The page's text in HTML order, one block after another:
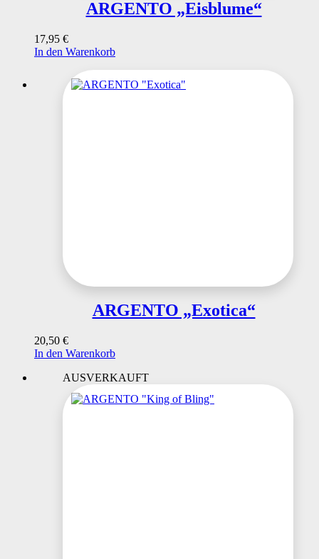
ARGENTO „Eisblume“
17,95 €
In den Warenkorb
ARGENTO „Exotica“
20,50 €
In den Warenkorb
AUSVERKAUFT